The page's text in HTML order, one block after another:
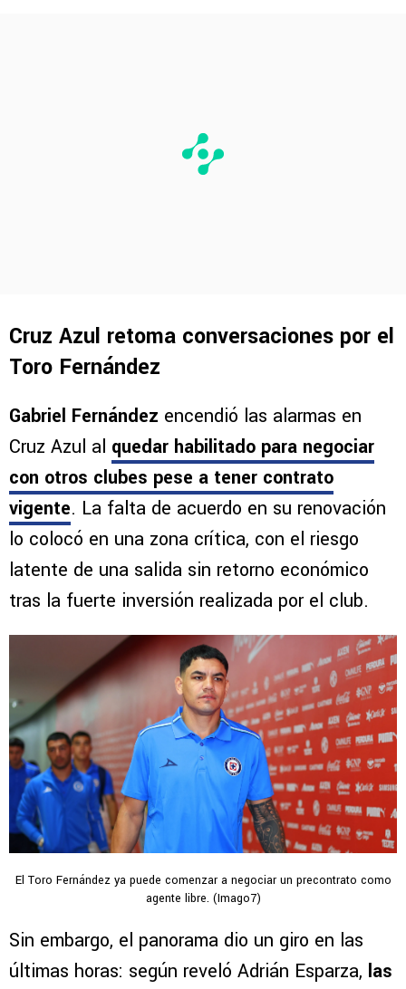
Cruz Azul retoma conversaciones por el
Toro Fernández
Gabriel Fernández encendió las alarmas en
Cruz Azul al quedar habilitado para negociar
con otros clubes pese a tener contrato
vigente. La falta de acuerdo en su renovación
lo colocó en una zona crítica, con el riesgo
latente de una salida sin retorno económico
tras la fuerte inversión realizada por el club.
El Toro Fernández ya puede comenzar a negociar un precontrato como
agente libre. (Imago7)
Sin embargo, el panorama dio un giro en las
últimas horas: según reveló Adrián Esparza, las